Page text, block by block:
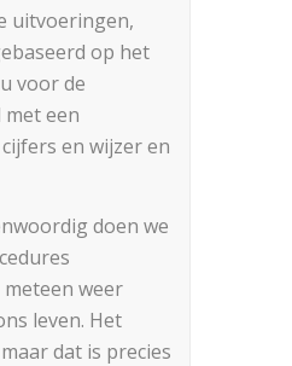
uitvoeringen,
op het
voor de
een
en wijzer en
doen we
weer
leven. Het
dat is precies